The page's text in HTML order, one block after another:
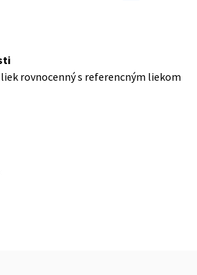
rovnocenný s referencným liekom